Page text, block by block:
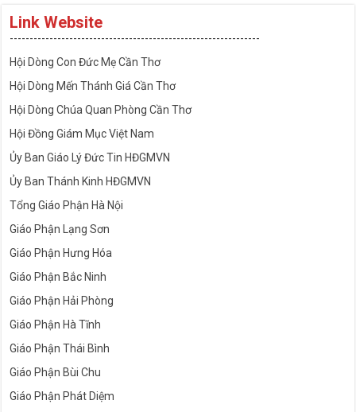
Link Website
---------------------------------------------------------------
Hội Dòng Con Đức Mẹ Cần Thơ
Hội Dòng Mến Thánh Giá Cần Thơ
Hội Dòng Chúa Quan Phòng Cần Thơ
Hội Đồng Giám Mục Việt Nam
Ủy Ban Giáo Lý Đức Tin HĐGMVN
Ủy Ban Thánh Kinh HĐGMVN
Tổng Giáo Phận Hà Nội
Giáo Phận Lạng Sơn
Giáo Phận Hưng Hóa
Giáo Phận Bắc Ninh
Giáo Phận Hải Phòng
Giáo Phận Hà Tĩnh
Giáo Phận Thái Bình
Giáo Phận Bùi Chu
Giáo Phận Phát Diệm